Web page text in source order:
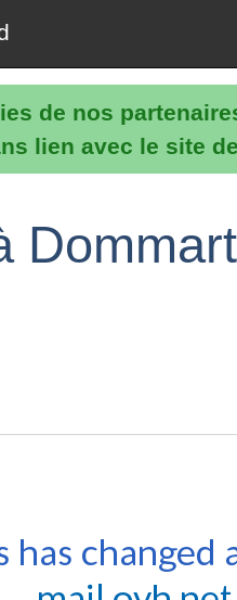
de nos
lien avec le site